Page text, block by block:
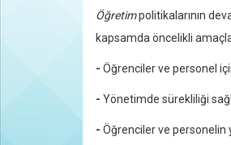
Öğretimpolitikalarının
kapsamda öncelikli
- Öğrenciler ve personel
- Yönetimde sürekliliği
- Öğrenciler ve personelin